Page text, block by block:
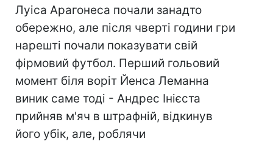
Луіса Арагонеса почали занадто
обережно, але після чверті години гри
нарешті почали показувати свій
фірмовий футбол. Перший гольовий
момент біля воріт Йенса Леманна
виник саме тоді - Андрес Інієста
прийняв м'яч в штрафній, відкинув
його убік, але, роблячи